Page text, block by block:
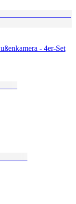
- 4er-Set